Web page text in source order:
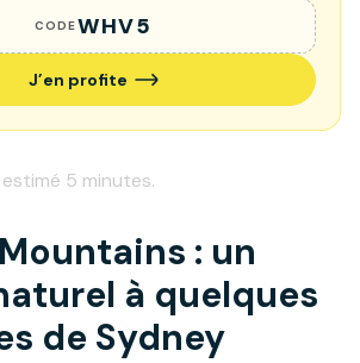
CODEWHV5
J’en profite
5 minutes.
: un
à quelques
de Sydney